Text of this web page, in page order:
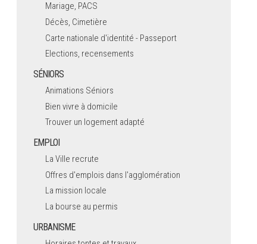
Mariage, PACS
Décès, Cimetière
Carte nationale d'identité - Passeport
Elections, recensements
SÉNIORS
Animations Séniors
Bien vivre à domicile
Trouver un logement adapté
EMPLOI
La Ville recrute
Offres d'emplois dans l'agglomération
La mission locale
La bourse au permis
URBANISME